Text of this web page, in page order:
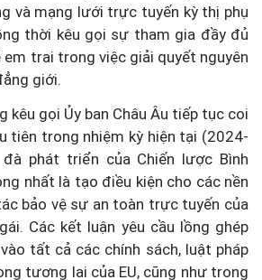
và mạng lưới trực tuyến kỳ thị phụ
thời kêu gọi sự tham gia đầy đủ
em trai trong việc giải quyết nguyên
giới.
kêu gọi Ủy ban Châu Âu tiếp tục coi
tiên trong nhiệm kỳ hiện tại (2024-
phát triển của Chiến lược Bình
nhất là tạo điều kiện cho các nền
bảo vệ sự an toàn trực tuyến của
Các kết luận yêu cầu lồng ghép
tất cả các chính sách, luật pháp
tương lai của EU, cũng như trong